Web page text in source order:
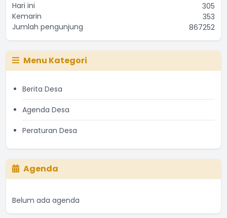
Hari ini
305
Kemarin
353
Jumlah pengunjung
867252
Menu Kategori
Berita Desa
Agenda Desa
Peraturan Desa
Agenda
Belum ada agenda